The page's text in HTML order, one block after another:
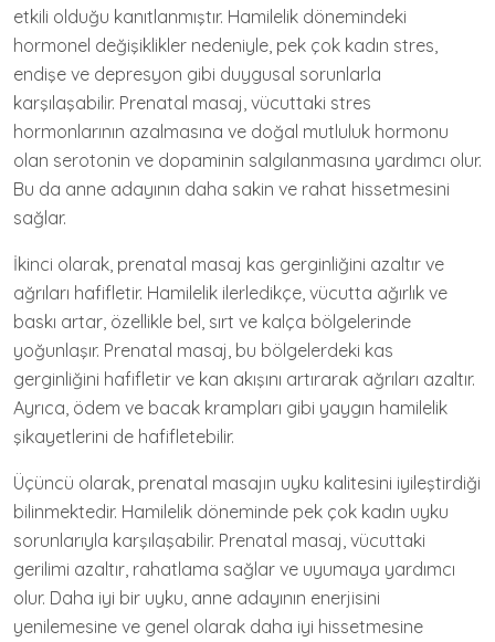
etkili olduğu kanıtlanmıştır. Hamilelik dönemindeki
hormonel değişiklikler nedeniyle, pek çok kadın stres,
endişe ve depresyon gibi duygusal sorunlarla
karşılaşabilir. Prenatal masaj, vücuttaki stres
hormonlarının azalmasına ve doğal mutluluk hormonu
olan serotonin ve dopaminin salgılanmasına yardımcı olur.
Bu da anne adayının daha sakin ve rahat hissetmesini
sağlar.
İkinci olarak, prenatal masaj kas gerginliğini azaltır ve
ağrıları hafifletir. Hamilelik ilerledikçe, vücutta ağırlık ve
baskı artar, özellikle bel, sırt ve kalça bölgelerinde
yoğunlaşır. Prenatal masaj, bu bölgelerdeki kas
gerginliğini hafifletir ve kan akışını artırarak ağrıları azaltır.
Ayrıca, ödem ve bacak krampları gibi yaygın hamilelik
şikayetlerini de hafifletebilir.
Üçüncü olarak, prenatal masajın uyku kalitesini iyileştirdiği
bilinmektedir. Hamilelik döneminde pek çok kadın uyku
sorunlarıyla karşılaşabilir. Prenatal masaj, vücuttaki
gerilimi azaltır, rahatlama sağlar ve uyumaya yardımcı
olur. Daha iyi bir uyku, anne adayının enerjisini
yenilemesine ve genel olarak daha iyi hissetmesine